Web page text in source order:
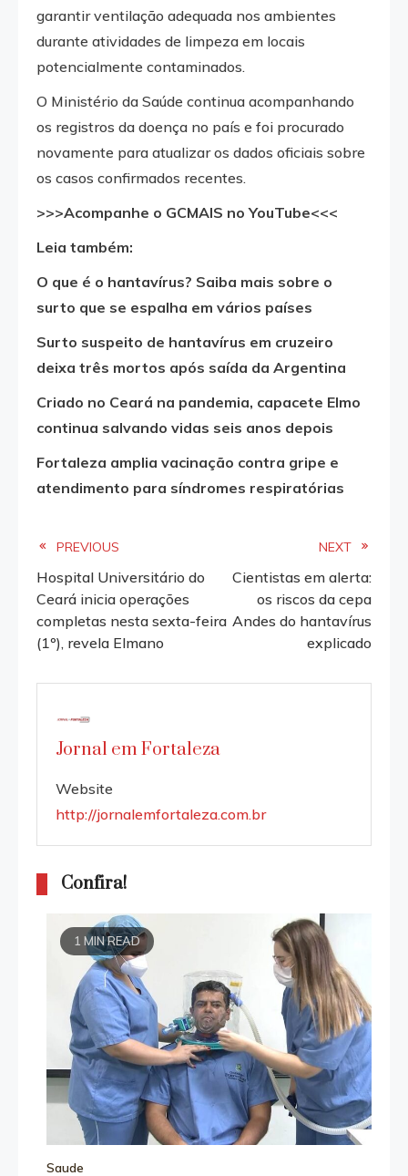
garantir ventilação adequada nos ambientes
durante atividades de limpeza em locais
potencialmente contaminados.
O Ministério da Saúde continua acompanhando
os registros da doença no país e foi procurado
novamente para atualizar os dados oficiais sobre
os casos confirmados recentes.
>>>Acompanhe o GCMAIS no YouTube<<<
Leia também:
O que é o hantavírus? Saiba mais sobre o
surto que se espalha em vários países
Surto suspeito de hantavírus em cruzeiro
deixa três mortos após saída da Argentina
Criado no Ceará na pandemia, capacete Elmo
continua salvando vidas seis anos depois
Fortaleza amplia vacinação contra gripe e
atendimento para síndromes respiratórias
Read
more
articles
PREVIOUS
Hospital Universitário do
Ceará inicia operações
completas nesta sexta-feira
(1º), revela Elmano
NEXT
Cientistas em alerta:
os riscos da cepa
Andes do hantavírus
explicado
Jornal em Fortaleza
Website
http://jornalemfortaleza.com.br
Confira!
1 MIN READ
Saude